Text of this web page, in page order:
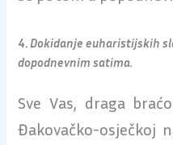
4. Dokidanje euharistijskih
dopodnevnim satima.
Sve Vas, draga
Đakovačko-osječkoj